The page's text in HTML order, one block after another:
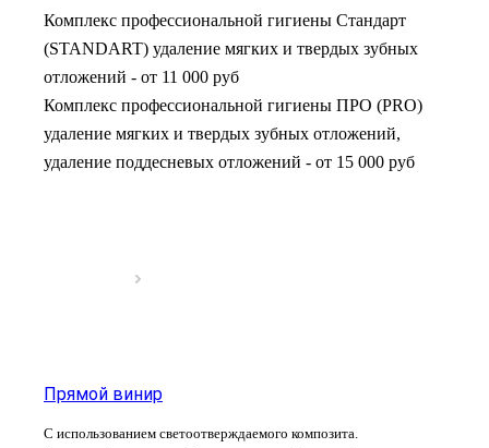
Комплекс профессиональной гигиены Стандарт
(STANDART) удаление мягких и твердых зубных
отложений - от 11 000 руб
Комплекс профессиональной гигиены ПРО (PRO)
удаление мягких и твердых зубных отложений,
удаление поддесневых отложений - от 15 000 руб
Прямой винир
С использованием светоотверждаемого композита.